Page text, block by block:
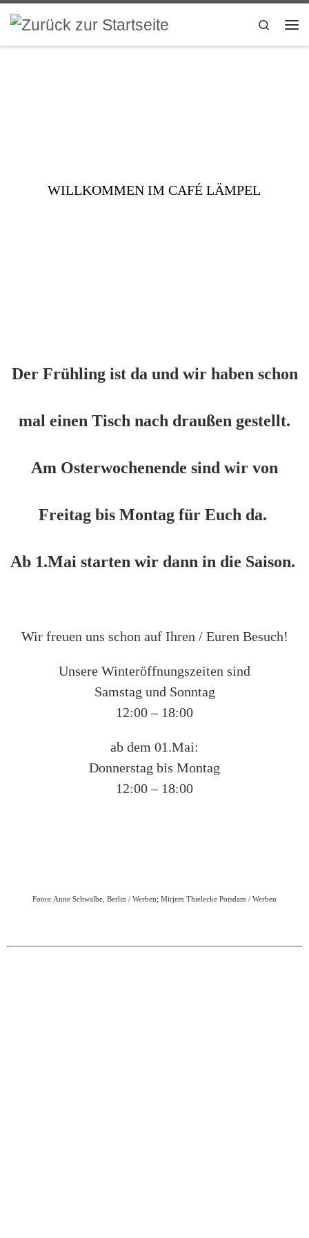
Zum Inhalt springen
Search
WILLKOMMEN IM CAFÉ LÄMPEL
Der Frühling ist da und wir haben schon
mal einen Tisch nach draußen gestellt.
Am Osterwochenende sind wir von
Freitag bis Montag für Euch da.
Ab 1.Mai starten wir dann in die Saison.
Wir freuen uns schon auf Ihren / Euren Besuch!
Unsere Winteröffnungszeiten sind
Samstag und Sonntag
12:00 – 18:00
ab dem 01.Mai:
Donnerstag bis Montag
12:00 – 18:00
Fotos: Anne Schwalbe, Berlin / Werben; Mirjem Thielecke Potsdam / Werben